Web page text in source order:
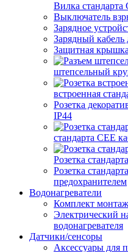
Вилка стандарта
Выключатель
Зарядное
Зарядный кабель
Защитная
штепсельный
встроенная
Розетка
IP44
стандарта СЕЕ
Розетка
Розетка
предохранителем
Водонагреватели
Комплект
Электрический
водонагревателя
Датчики/сенсоры
Аксессуары для